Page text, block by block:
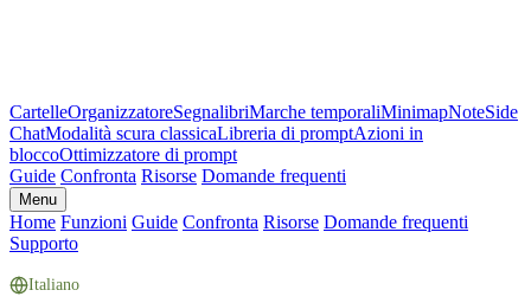
CartelleOrganizzatoreSegnalibriMarche temporaliMinimapNoteSide
ChatModalità scura classicaLibreria di promptAzioni in
bloccoOttimizzatore di prompt
Guide Confronta Risorse Domande frequenti
Menu
Home Funzioni Guide Confronta Risorse Domande frequenti
Supporto
Italiano